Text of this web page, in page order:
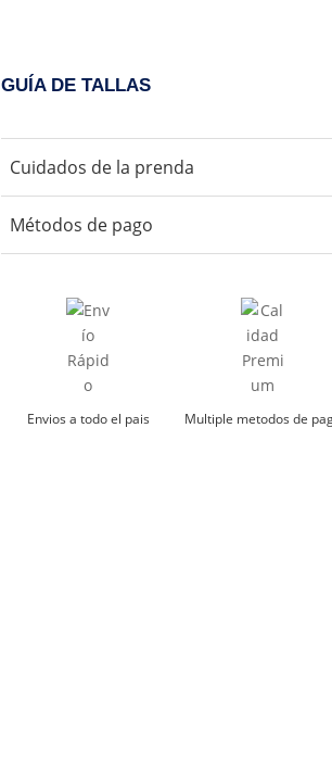
GUÍA DE TALLAS
Cuidados de la prenda
No usar maquina secadora.
Secarlo en sombra.
No remojar
Planchar a temperatura moderada
Métodos de pago
Aceptamos tarjetas de crédito, débito,
billeteras digitales.
Envios a todo el pais Multiple metodos de